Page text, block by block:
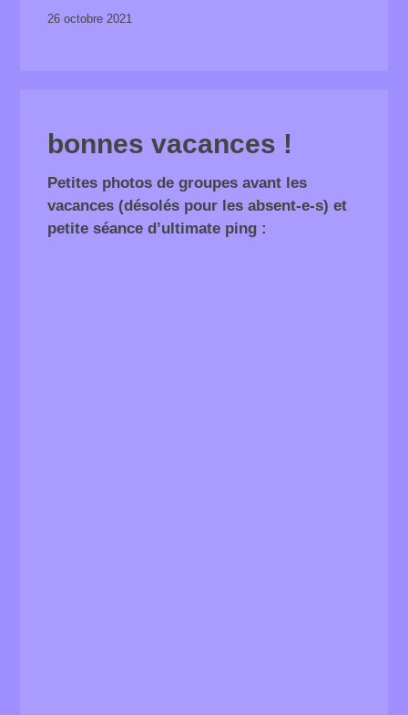
26 octobre 2021
bonnes vacances !
Petites photos de groupes avant les
vacances (désolés pour les absent-e-s) et
petite séance d’ultimate ping :